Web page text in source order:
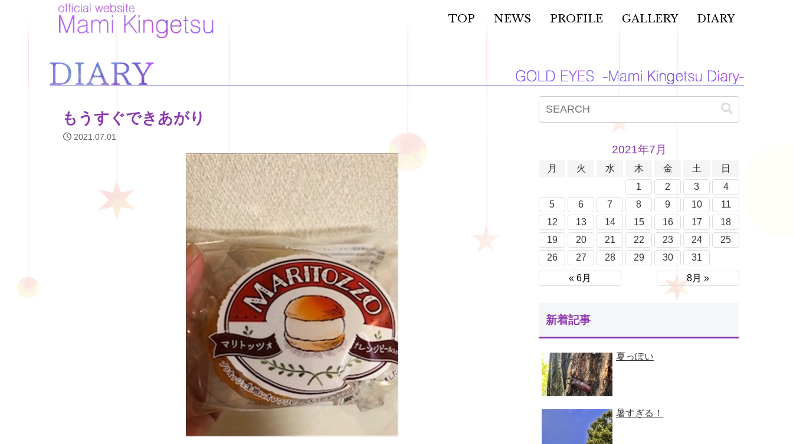
TOP NEWS PROFILE GALLERY DIARY
もうすぐできあがり
2021.07.01
2021年7月
月 火 水 木 金 土
日
1
2 3
4
5
6 7 8 9 10
11
12
13 14 15 16 17
18
19
20 21 22 23 24
25
26
27 28 29 30 31
« 6月 8月 »
新着記事
夏っぽい
暑すぎる！